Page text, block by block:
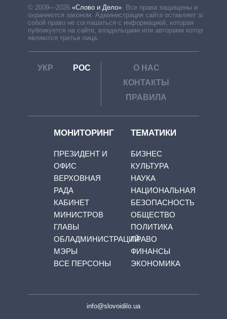
© 2009—2026 «Слово и Дело»
Все права защищены и
охраняются законом. Администрация сайта оставляет за
собой право не соглашаться с информацией, которая
публикуется на сайте, владельцами или авторами которой
являются третьи лица.
УКР РОС
О НАС
КОНТАКТЫ
ПРАВИЛА
МОНИТОРИНГ
ПРЕЗИДЕНТ И
ОФИС
ВЕРХОВНАЯ
РАДА
КАБИНЕТ
МИНИСТРОВ
ГЛАВЫ
ОБЛАДМИНИСТРАЦИЙ
МЭРЫ
ВСЕ ПЕРСОНЫ
ТЕМАТИКИ
БИЗНЕС
КУЛЬТУРА
НАУКА
НАЦИОНАЛЬНАЯ
БЕЗОПАСНОСТЬ
ОБЩЕСТВО
ПОЛИТИКА
ПРАВО
ФИНАНСЫ
ЭКОНОМИКА
info@slovoidilo.ua